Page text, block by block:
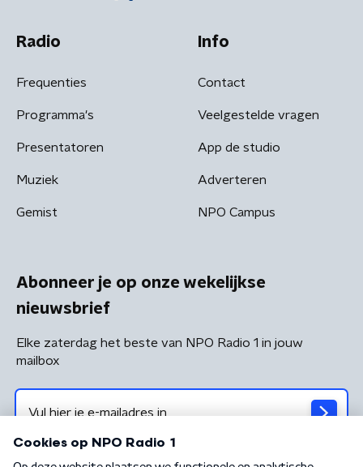
Radio
Frequenties
Programma's
Presentatoren
Muziek
Gemist
Info
Contact
Veelgestelde vragen
App de studio
Adverteren
NPO Campus
Abonneer je op onze wekelijkse
nieuwsbrief
Elke zaterdag het beste van NPO Radio 1 in jouw
mailbox